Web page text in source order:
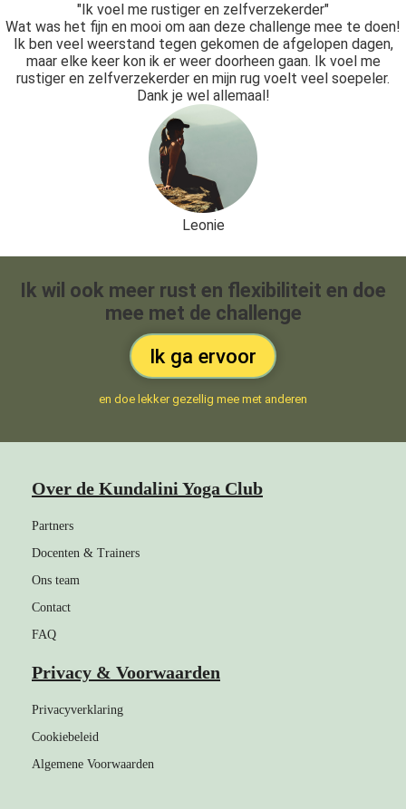
"Ik voel me rustiger en zelfverzekerder"
Wat was het fijn en mooi om aan deze challenge mee te doen!
Ik ben veel weerstand tegen gekomen de afgelopen dagen,
maar elke keer kon ik er weer doorheen gaan. Ik voel me
rustiger en zelfverzekerder en mijn rug voelt veel soepeler.
Dank je wel allemaal!
Leonie
Ik wil ook meer rust en flexibiliteit en doe
mee met de challenge
Ik ga ervoor
en doe lekker gezellig mee met anderen
Over de Kundalini Yoga Club
Partners
Docenten & Trainers
Ons team
Contact
FAQ
Privacy & Voorwaarden
Privacyverklaring
Cookiebeleid
Algemene Voorwaarden